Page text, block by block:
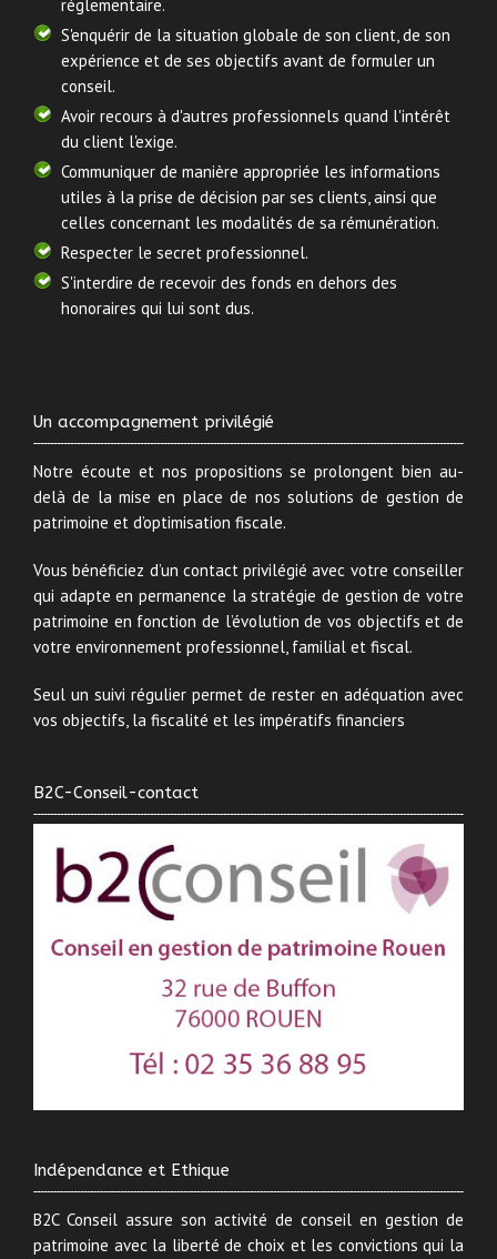
réglementaire.
S'enquérir de la situation globale de son client, de son
expérience et de ses objectifs avant de formuler un
conseil.
Avoir recours à d'autres professionnels quand l'intérêt
du client l'exige.
Communiquer de manière appropriée les informations
utiles à la prise de décision par ses clients, ainsi que
celles concernant les modalités de sa rémunération.
Respecter le secret professionnel.
S'interdire de recevoir des fonds en dehors des
honoraires qui lui sont dus.
Un accompagnement privilégié
Notre écoute et nos propositions se prolongent bien au-
delà de la mise en place de nos solutions de gestion de
patrimoine et d’optimisation fiscale.
Vous bénéficiez d’un contact privilégié avec votre conseiller
qui adapte en permanence la stratégie de gestion de votre
patrimoine en fonction de l’évolution de vos objectifs et de
votre environnement professionnel, familial et fiscal.
Seul un suivi régulier permet de rester en adéquation avec
vos objectifs, la fiscalité et les impératifs financiers
B2C-Conseil-contact
Indépendance et Ethique
B2C Conseil assure son activité de conseil en gestion de
patrimoine avec la liberté de choix et les convictions qui la